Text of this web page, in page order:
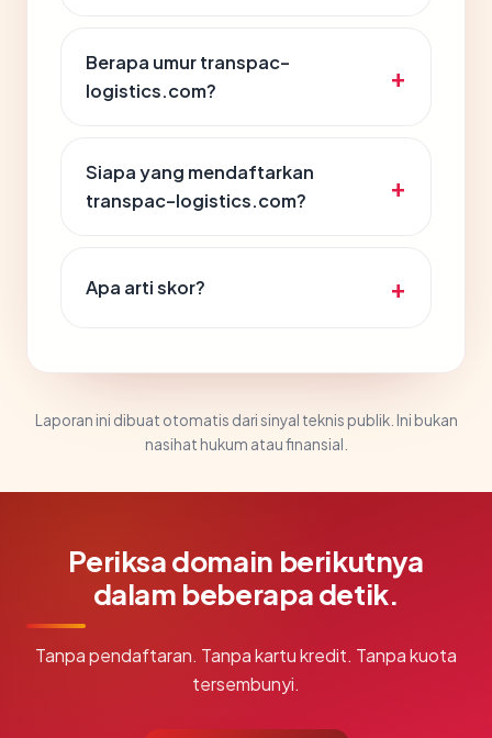
Berapa umur transpac-
logistics.com?
Siapa yang mendaftarkan
transpac-logistics.com?
Apa arti skor?
Laporan ini dibuat otomatis dari sinyal teknis publik. Ini bukan
nasihat hukum atau finansial.
Periksa domain berikutnya
dalam beberapa detik.
Tanpa pendaftaran. Tanpa kartu kredit. Tanpa kuota
tersembunyi.